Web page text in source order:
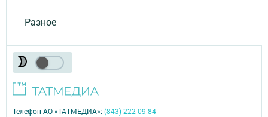
Разное
Телефон АО «ТАТМЕДИА»:(843) 222 09 84